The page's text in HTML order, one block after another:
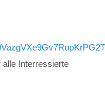
alle Interressierte